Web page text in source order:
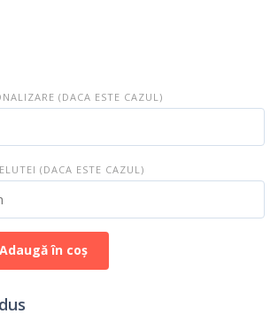
(DACA ESTE CAZUL)
(DACA ESTE CAZUL)
Adaugă în coș